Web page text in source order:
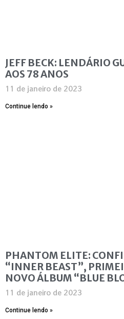
JEFF BECK: LENDÁRIO
AOS 78 ANOS
11 de janeiro de 2023
Continue lendo »
PHANTOM ELITE:
“INNER BEAST”,
NOVO ÁLBUM “BLUE
11 de janeiro de 2023
Continue lendo »